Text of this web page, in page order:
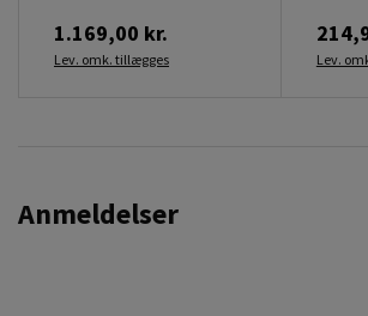
1.169,00 kr.
Lev. omk. tillægges Lev.
Anmeldelser